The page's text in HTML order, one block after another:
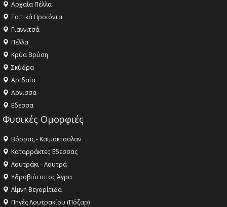
Αρχαία Πέλλα
Τοπικά Προϊόντα
Γιαννιτσά
Πέλλα
Κρύα Βρύση
Σκύδρα
Αριδαία
Aρνισσα
Eδεσσα
Φυσικές Ομορφιές
Βόρρας - Καϊμάκτσαλαν
Καταρράκτες Έδεσσας
Λουτράκι - Λουτρά
Υδροβιότοπος Άγρα
Λίμνη Βεγορίτιδα
Πηγές Λουτρακίου (Πόζαρ)